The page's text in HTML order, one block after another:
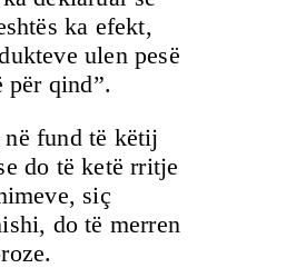
ka efekt,
ulen pesë
për qind”.
fund të këtij
do të ketë rritje
siç
do të merren